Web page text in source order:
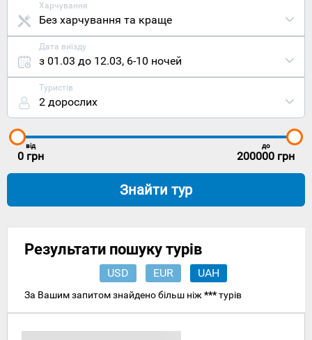
Харчування
Без харчування та краще
Дата виїзду
з 01.03 до 12.03, 6-10 ночей
Туристів
2 дорослих
від
0 грн
до
200000 грн
Знайти тур
Результати пошуку турів
USD EUR UAH
За Вашим запитом знайдено більш ніж ***турів